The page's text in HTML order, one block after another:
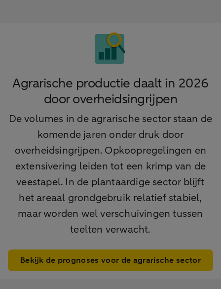
Agrarische productie daalt in 2026
door overheidsingrijpen
De volumes in de agrarische sector staan de
komende jaren onder druk door
overheidsingrijpen. Opkoopregelingen en
extensivering leiden tot een krimp van de
veestapel. In de plantaardige sector blijft
het areaal grondgebruik relatief stabiel,
maar worden wel verschuivingen tussen
teelten verwacht.
Bekijk de prognoses voor de agrarische sector